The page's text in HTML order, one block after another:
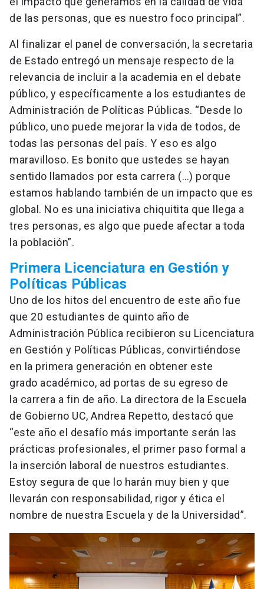
de las personas, que es nuestro foco principal”.
Al finalizar el panel de conversación, la secretaria
de Estado entregó un mensaje respecto de la
relevancia de incluir a la academia en el debate
público, y específicamente a los estudiantes de
Administración de Políticas Públicas. “Desde lo
público, uno puede mejorar la vida de todos, de
todas las personas del país. Y eso es algo
maravilloso. Es bonito que ustedes se hayan
sentido llamados por esta carrera (…) porque
estamos hablando también de un impacto que es
global. No es una iniciativa chiquitita que llega a
tres personas, es algo que puede afectar a toda
la población”.
Primera Licenciatura en Gestión y
Políticas Públicas
Uno de los hitos del encuentro de este año fue
que 20 estudiantes de quinto año de
Administración Pública recibieron su Licenciatura
en Gestión y Políticas Públicas, convirtiéndose
en la primera generación en obtener este
grado académico, ad portas de su egreso de
la carrera a fin de año. La directora de la Escuela
de Gobierno UC, Andrea Repetto, destacó que
“este año el desafío más importante serán las
prácticas profesionales, el primer paso formal a
la inserción laboral de nuestros estudiantes.
Estoy segura de que lo harán muy bien y que
llevarán con responsabilidad, rigor y ética el
nombre de nuestra Escuela y de la Universidad”.